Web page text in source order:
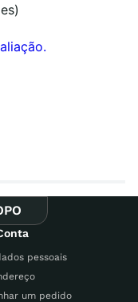
pessoais
um pedido